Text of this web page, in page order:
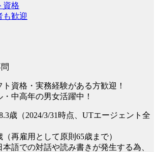
資格
も歓迎
資格・実務経験がある方歓迎！
中高年の男女活躍中！
歳（2024/3/31時点、UTエージェント全
再雇用として原則65歳まで）
語での対話や読み書きが発生する為、